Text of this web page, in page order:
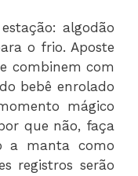
algodão
o frio. Aposte
combinem com
bebê enrolado
mágico
que não, faça
a manta como
registros serão